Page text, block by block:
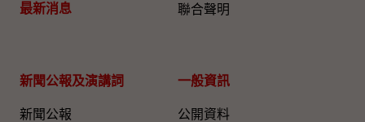
最新消息 聯合聲明
新聞公報及演講詞
新聞公報
一般資訊​
公開資料